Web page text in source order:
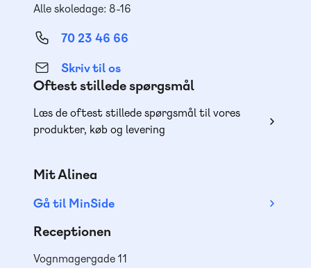
Alle skoledage: 8-16
70 23 46 66
Skriv til os
Oftest stillede spørgsmål
Læs de oftest stillede spørgsmål til vores
produkter, køb og levering
Mit Alinea
Gå til MinSide
Receptionen
Vognmagergade 11